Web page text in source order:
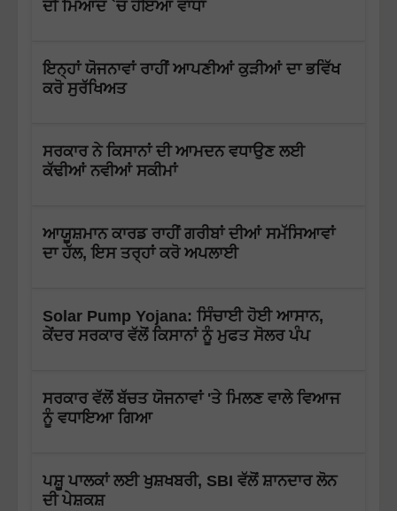
ਦੀ ਮਿਆਦ `ਚ ਹੋਇਆ ਵਾਧਾ
ਇਨ੍ਹਾਂ ਯੋਜਨਾਵਾਂ ਰਾਹੀਂ ਆਪਣੀਆਂ ਕੁੜੀਆਂ ਦਾ ਭਵਿੱਖ
ਕਰੋ ਸੁਰੱਖਿਅਤ
ਸਰਕਾਰ ਨੇ ਕਿਸਾਨਾਂ ਦੀ ਆਮਦਨ ਵਧਾਉਣ ਲਈ
ਕੱਢੀਆਂ ਨਵੀਆਂ ਸਕੀਮਾਂ
ਆਯੂਸ਼ਮਾਨ ਕਾਰਡ ਰਾਹੀਂ ਗਰੀਬਾਂ ਦੀਆਂ ਸਮੱਸਿਆਵਾਂ
ਦਾ ਹੱਲ, ਇਸ ਤਰ੍ਹਾਂ ਕਰੋ ਅਪਲਾਈ
Solar Pump Yojana: ਸਿੰਚਾਈ ਹੋਈ ਆਸਾਨ,
ਕੇਂਦਰ ਸਰਕਾਰ ਵੱਲੋਂ ਕਿਸਾਨਾਂ ਨੂੰ ਮੁਫਤ ਸੋਲਰ ਪੰਪ
ਸਰਕਾਰ ਵੱਲੋਂ ਬੱਚਤ ਯੋਜਨਾਵਾਂ 'ਤੇ ਮਿਲਣ ਵਾਲੇ ਵਿਆਜ
ਨੂੰ ਵਧਾਇਆ ਗਿਆ
ਪਸ਼ੂ ਪਾਲਕਾਂ ਲਈ ਖੁਸ਼ਖਬਰੀ, SBI ਵੱਲੋਂ ਸ਼ਾਨਦਾਰ ਲੋਨ
ਦੀ ਪੇਸ਼ਕਸ਼